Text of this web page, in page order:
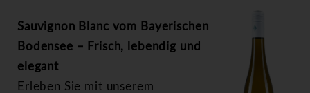
Sauvignon Blanc vom Bayerischen
Bodensee – Frisch, lebendig und
elegant
Erleben Sie mit unserem